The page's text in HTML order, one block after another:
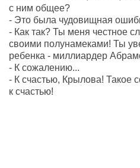
с ним общее?
- Это была чудовищная
- Как так? Ты меня честное
своими полунамеками! Ты
ребенка - миллиардер
- К сожалению...
- К счастью, Крылова! Такое
к счастью!